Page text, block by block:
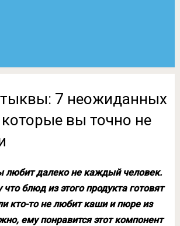
7 неожиданных
которые вы точно не
любит далеко не каждый человек.
блюд из этого продукта готовят
кто-то не любит каши и пюре из
ему понравится этот компонент